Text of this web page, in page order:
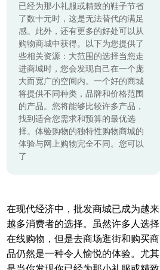
已经为那小礼服或精致的鞋子节省
了数十元时，这是无法替代的满足
感。此外，还有更多的好处可以从
购物商城中获得。以下为您提供了
些相关资源：大范围的选择当您走
进商城时，您会发现自己在一个庞
大而宽广的空间内。一个好的商城
将提供不同种类，品牌和价格范围
的产品。您将能够比较许多产品，
找到适合您需求和预算的最优选
择。体验购物的独特性购物商城的
体验与网上购物完全不同。您可以
了
在现代经济中，批发商城已成为越来
越多消费者的选择。虽然许多人选择
在线购物，但是去商场逛街和购买商
品仍然是一种令人愉悦的体验。尤其